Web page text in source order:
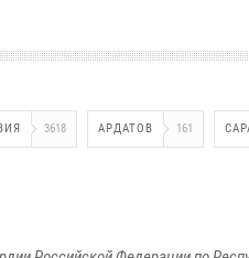
3618 АРДАТОВ 161